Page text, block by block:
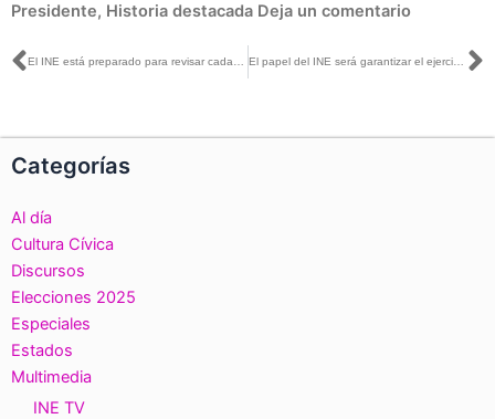
Presidente, Historia destacada Deja un comentario
Ant El papel del INE será garantizar el ejercicio pleno de los derechos a Jaime Rodríguez: Nacif
Categorías
Al día
Cultura Cívica
Discursos
Elecciones 2025
Especiales
Estados
Multimedia
INE TV